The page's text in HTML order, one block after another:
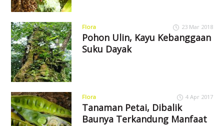
Flora 23 Mar 2018
Pohon Ulin, Kayu Kebanggaan
Suku Dayak
Flora 4 Apr 2017
Tanaman Petai, Dibalik
Baunya Terkandung Manfaat